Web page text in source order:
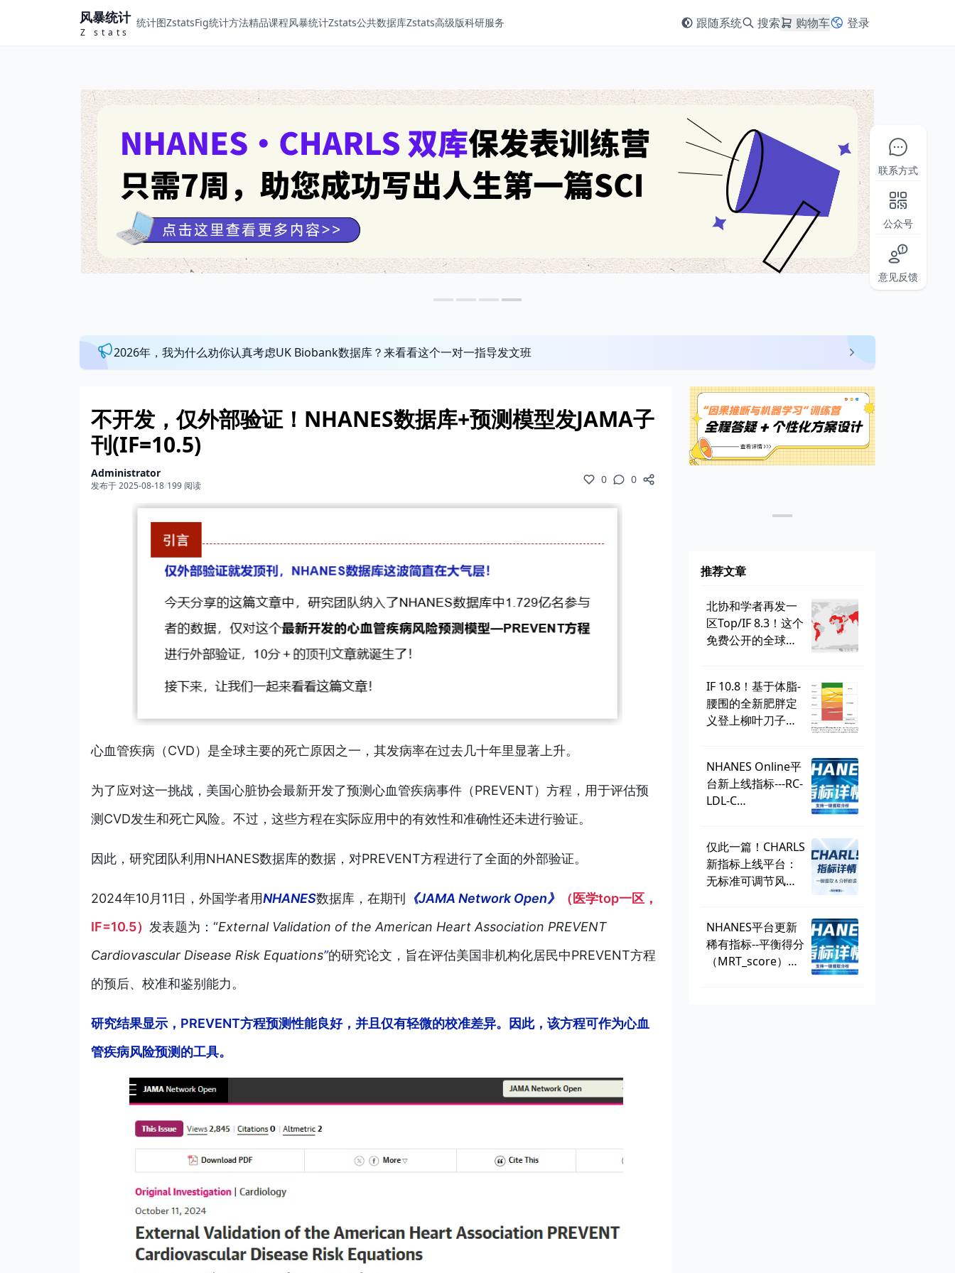
风暴统计
Z stats
统计图ZstatsFig统计方法精品课程风暴统计Zstats公共数据库Zstats高级版科研服务 跟随系统 搜索 购物车 登录
联系方式
公众号
意见反馈
2026年，我为什么劝你认真考虑UK Biobank数据库？来看看这个一对一指导发文班
不开发，仅外部验证！NHANES数据库+预测模型发JAMA子
刊(IF=10.5)
Administrator
发布于 2025-08-18/199 阅读 0 0
心血管疾病（CVD）是全球主要的死亡原因之一，其发病率在过去几十年里显著上升。
为了应对这一挑战，美国心脏协会最新开发了预测心血管疾病事件（PREVENT）方程，用于评估预
测 CVD发生和死亡风险。不过，这些方程在实际应用中的有效性和准确性还未进行验证。
因此，研究团队利用NHANES数据库的数据，对PREVENT方程进行了全面的外部验证。
2024年10月11日，外国学者用NHANES数据库，在期刊 《JAMA Network Open》
（医学top一区，
IF=10.5） 发表题为 ： “External Validation of the American Heart Association PREVENT
Cardiovascular Disease Risk Equations”的研究论文，旨在评估美国非机构化居民中PREVENT方程
的预后、校准和鉴别能力。
研究结果显示，PREVENT方程预测性能良好，并且仅有轻微的校准差异。因此，该方程可作为心血
管疾病风险预测的工具。
推荐文章
北协和学者再发一
区Top/IF 8.3！这个
免费公开的全球学
IF 10.8！基于体脂-
腰围的全新肥胖定
义登上柳叶刀子
总
NHANES Online平
台新上线指标---RC-
LDL-C
仅此一篇！CHARLS
新指标上线平台：
无标准可调节风险
NHANES平台更新
稀有指标--平衡得分
（MRT_score），